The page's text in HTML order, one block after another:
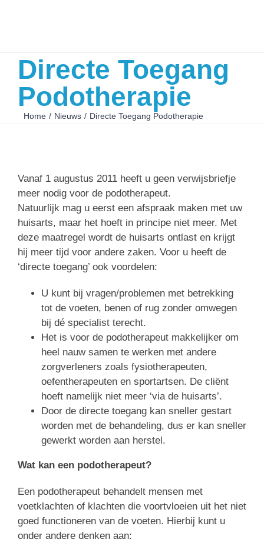
Directe Toegang
Podotherapie
Home Nieuws Directe Toegang Podotherapie
Vanaf 1 augustus 2011 heeft u geen verwijsbriefje
meer nodig voor de podotherapeut.
Natuurlijk mag u eerst een afspraak maken met uw
huisarts, maar het hoeft in principe niet meer. Met
deze maatregel wordt de huisarts ontlast en krijgt
hij meer tijd voor andere zaken. Voor u heeft de
‘directe toegang’ ook voordelen:
U kunt bij vragen/problemen met betrekking
tot de voeten, benen of rug zonder omwegen
bij dé specialist terecht.
Het is voor de podotherapeut makkelijker om
heel nauw samen te werken met andere
zorgverleners zoals fysiotherapeuten,
oefentherapeuten en sportartsen. De cliënt
hoeft namelijk niet meer ‘via de huisarts’.
Door de directe toegang kan sneller gestart
worden met de behandeling, dus er kan sneller
gewerkt worden aan herstel.
Wat kan een podotherapeut?
Een podotherapeut behandelt mensen met
voetklachten of klachten die voortvloeien uit het niet
goed functioneren van de voeten. Hierbij kunt u
onder andere denken aan: